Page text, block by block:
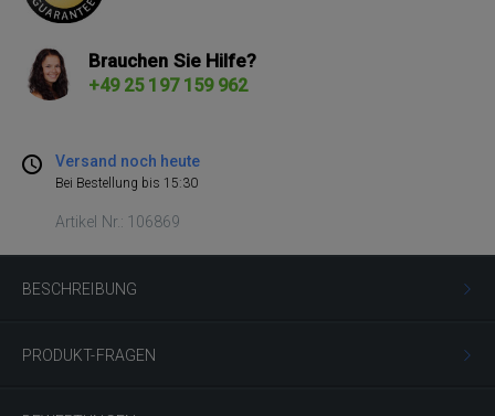
Brauchen Sie Hilfe?
+49 25 197 159 962
Versand noch heute
Bei Bestellung bis 15:30
Artikel Nr.: 106869
BESCHREIBUNG
PRODUKT-FRAGEN